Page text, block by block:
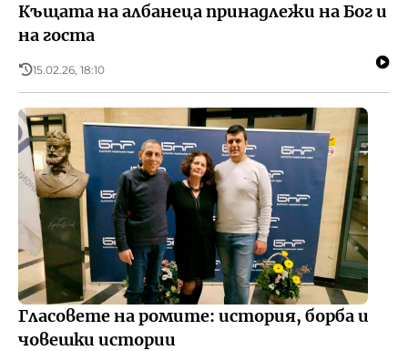
Къщата на албанеца принадлежи на Бог и
на госта
15.02.26, 18:10
Гласовете на ромите: история, борба и
човешки истории